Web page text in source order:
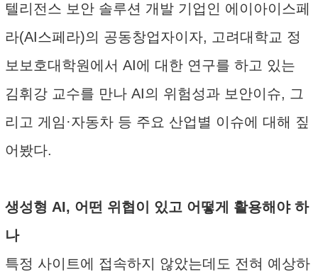
텔리전스 보안 솔루션 개발 기업인 에이아이스페
라(AI스페라)의 공동창업자이자, 고려대학교 정
보보호대학원에서 AI에 대한 연구를 하고 있는
김휘강 교수를 만나 AI의 위험성과 보안이슈, 그
리고 게임·자동차 등 주요 산업별 이슈에 대해 짚
어봤다.
생성형 AI, 어떤 위협이 있고 어떻게 활용해야 하
나
특정 사이트에 접속하지 않았는데도 전혀 예상하